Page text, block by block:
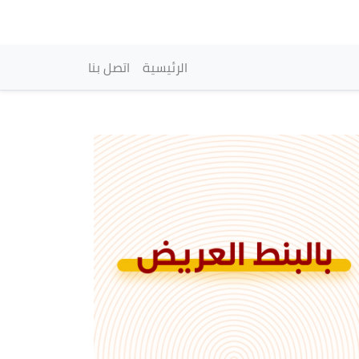
principale
الرئيسية اتصل بنا